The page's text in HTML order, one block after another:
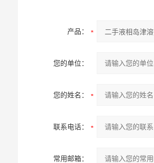
产品：
您的单位：
您的姓名：
联系电话：
常用邮箱：